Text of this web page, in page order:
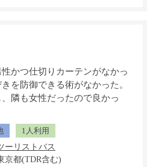
かつ仕切りカーテンがなかっ
を防御できる術がなかった。
隣も女性だったので良かっ
1人利用
京都(TDR含む)